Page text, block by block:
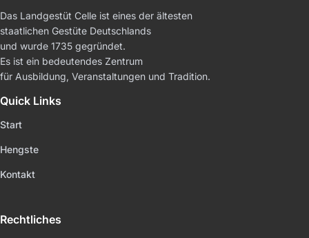
Das Landgestüt Celle ist eines der ältesten
staatlichen Gestüte Deutschlands
und wurde 1735 gegründet.
Es ist ein bedeutendes Zentrum
für Ausbildung, Veranstaltungen und Tradition.
Quick Links
Start
Hengste
Kontakt
Rechtliches